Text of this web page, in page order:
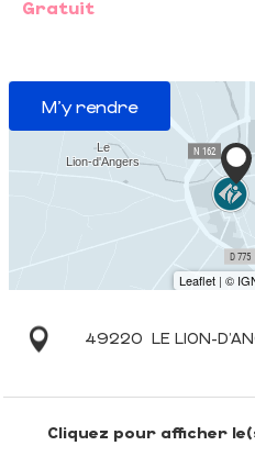
Gratuit
M'y rendre
49220 LE LION-
Cliquez pour afficher